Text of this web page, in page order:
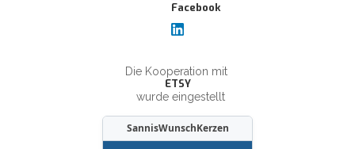
Die Kooperation mit
ETSY
wurde eingestellt
SannisWunschKerzen